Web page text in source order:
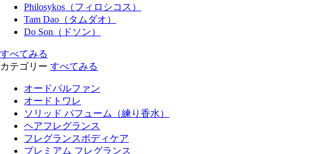
Philosykos（フィロシコス）
Tam Dao（タムダオ）
Do Son（ドソン）
すべてみる
カテゴリー すべてみる
オードパルファン
オードトワレ
ソリッド パフューム（練り香水）
ヘアフレグランス
フレグランスボディケア
プレミアム フレグランス